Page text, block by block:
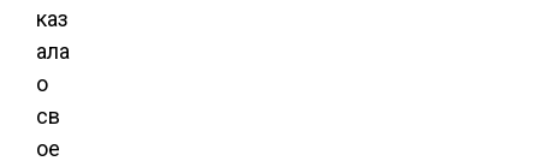
каз
ала
о
св
ое